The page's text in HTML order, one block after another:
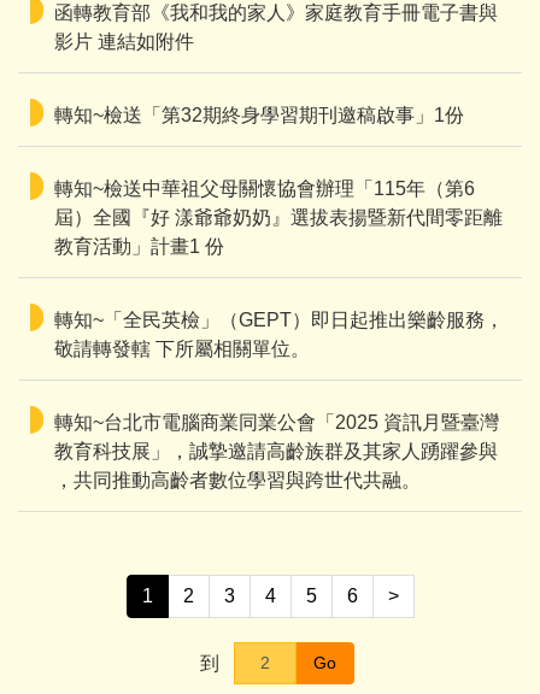
函轉教育部《我和我的家人》家庭教育手冊電子書與
影片 連結如附件
轉知~檢送「第32期終身學習期刊邀稿啟事」1份
轉知~檢送中華祖父母關懷協會辦理「115年（第6
屆）全國『好 漾爺爺奶奶』選拔表揚暨新代間零距離
教育活動」計畫1 份
轉知~「全民英檢」（GEPT）即日起推出樂齡服務，
敬請轉發轄 下所屬相關單位。
轉知~台北市電腦商業同業公會「2025 資訊月暨臺灣
教育科技展」，誠摯邀請高齡族群及其家人踴躍參與
，共同推動高齡者數位學習與跨世代共融。
1 2 3 4 5 6 >
到 Go